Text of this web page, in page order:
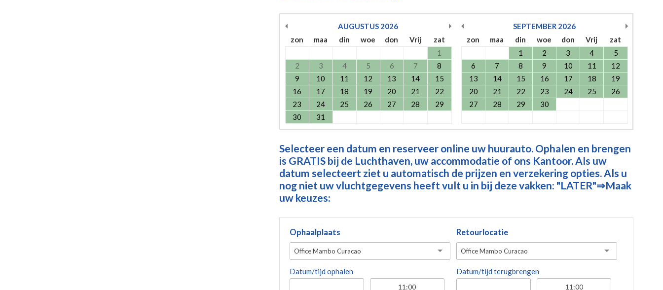
AUGUSTUS 2026
zon
maa din woe don Vrij
zat
1
2
3 4 5 6 7
8
9
10 11 12 13 14
15
16
17 18 19 20 21
22
23
24 25 26 27 28
29
30
31
SEPTEMBER 2026
zon
maa din woe don Vrij
zat
1
2 3 4
5
6
7 8 9 10 11
12
13
14 15 16 17 18
19
20
21 22 23 24 25
26
27
28 29 30
Selecteer een datum en reserveer online uw huurauto. Ophalen en brengen
is GRATIS bij de Luchthaven, uw accommodatie of ons Kantoor. Als uw
datum selecteert ziet u automatisch de prijzen en verzekering opties. Als u
nog niet uw vluchtgegevens heeft vult u in bij deze vakken: "LATER"⇒Maak
uw keuzes:
Ophaalplaats
Office Mambo Curacao
Datum/tijd ophalen
Retourlocatie
Office Mambo Curacao
Datum/tijd terugbrengen